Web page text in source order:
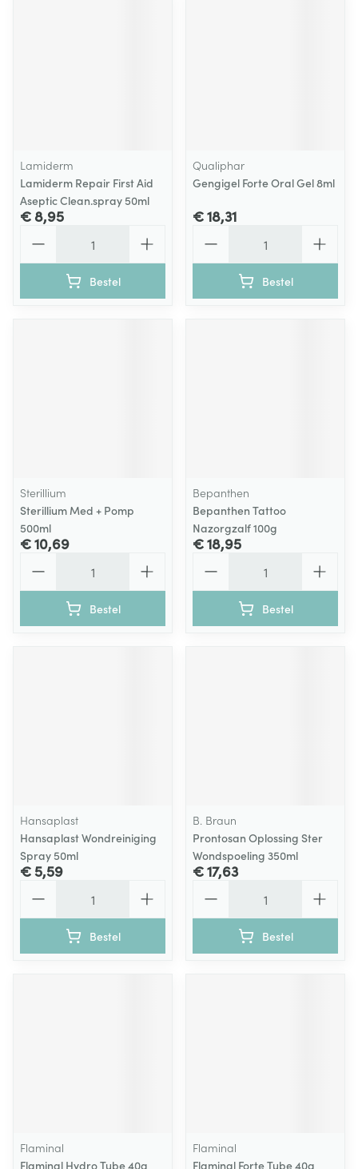
Lamiderm
Lamiderm Repair First Aid
Aseptic Clean.spray 50ml
€ 8,95
Bestel
Qualiphar
Gengigel Forte Oral Gel 8ml
€ 18,31
Bestel
Sterillium
Sterillium Med + Pomp
500ml
€ 10,69
Bestel
Bepanthen
Bepanthen Tattoo
Nazorgzalf 100g
€ 18,95
Bestel
Hansaplast
Hansaplast Wondreiniging
Spray 50ml
€ 5,59
Bestel
B. Braun
Prontosan Oplossing Ster
Wondspoeling 350ml
€ 17,63
Bestel
Flaminal
Flaminal Hydro Tube 40g
Flaminal
Flaminal Forte Tube 40g